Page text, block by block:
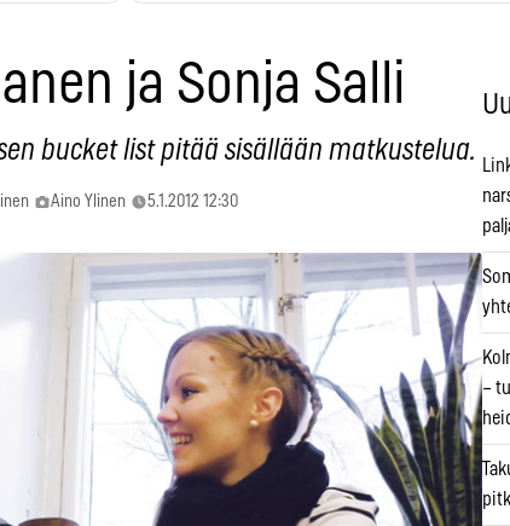
ja Sonja Salli
bucket list pitää sisällään matkustelua.
Aino Ylinen 5.1.2012 12:30
–